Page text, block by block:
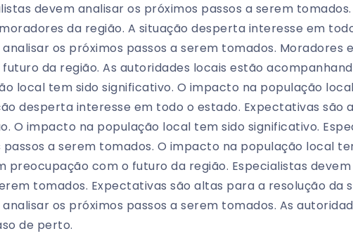
devem analisar os próximos passos a serem
da região. A situação desperta interesse em
os próximos passos a serem tomados. Moradores
da região. As autoridades locais estão
local tem sido significativo. O impacto na população
desperta interesse em todo o estado. Expectativas são
O impacto na população local tem sido significativo.
a serem tomados. O impacto na população local
preocupação com o futuro da região. Especialistas
tomados. Expectativas são altas para a resolução da
os próximos passos a serem tomados. As
de perto.